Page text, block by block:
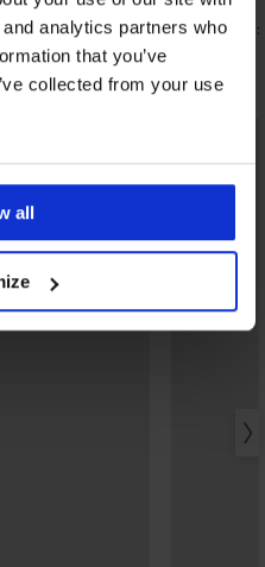
analytics partners who
that you’ve
collected from your use
all
42,39 €
kod:
komade